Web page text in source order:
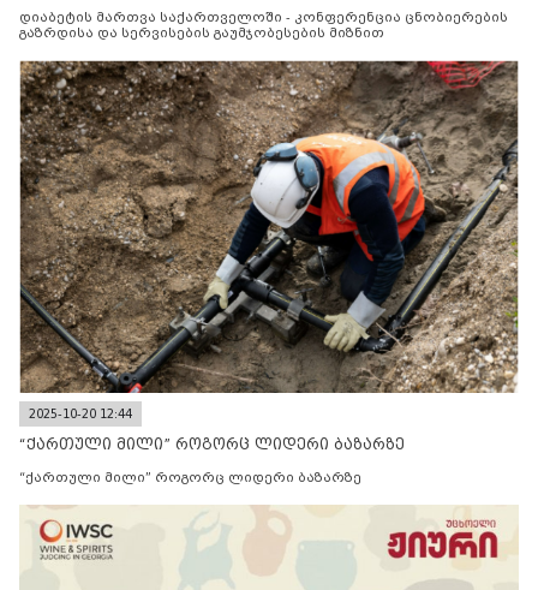
დიაბეტის მართვა საქართველოში - კონფერენცია ცნობიერების
გაზრდისა და სერვისების გაუმჯობესების მიზნით
2025-10-20 12:44
“ქართული მილი” როგორც ლიდერი ბაზარზე
“ქართული მილი” როგორც ლიდერი ბაზარზე